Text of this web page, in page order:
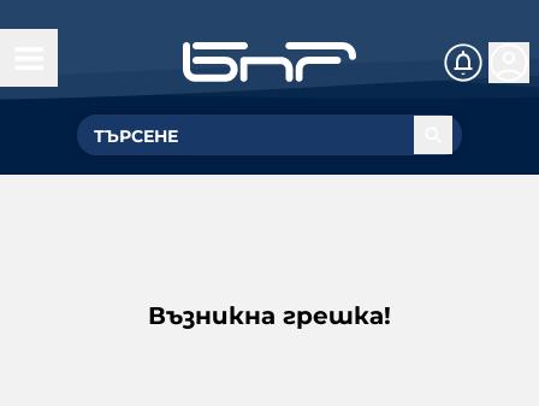
Възникна грешка!